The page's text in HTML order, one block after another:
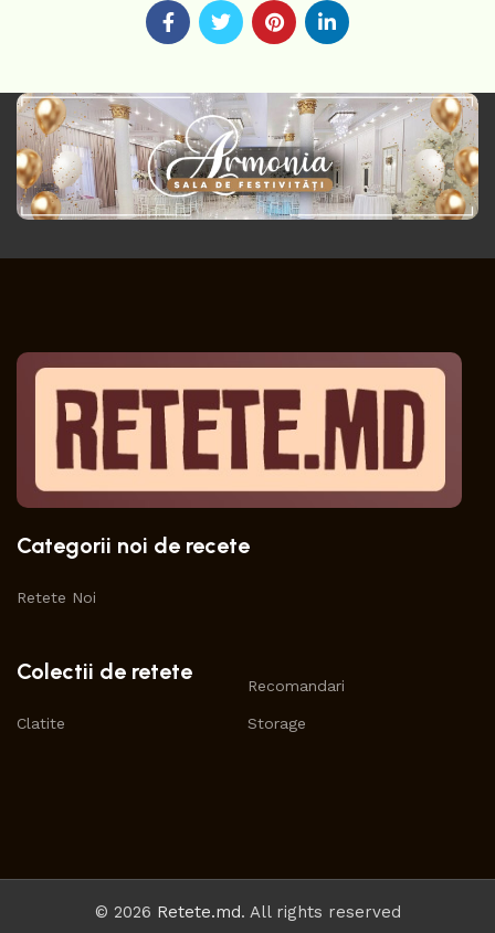
Categorii noi de recete
Retete Noi
Colectii de retete
Clatite
Recomandari
Storage
© 2026 Retete.md. All rights reserved